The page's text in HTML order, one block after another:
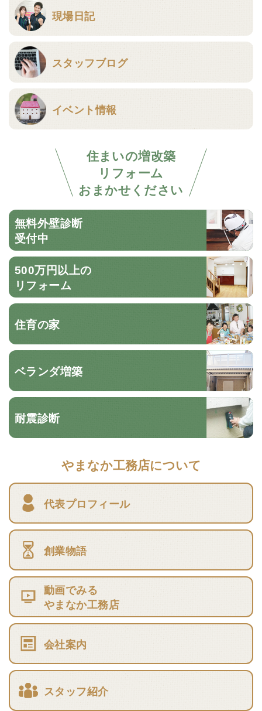
現場日記
スタッフブログ
イベント情報
住まいの増改築
リフォーム
おまかせください
無料外壁診断
受付中
500万円以上の
リフォーム
住育の家
ベランダ増築
耐震診断
やまなか工務店について
代表プロフィール
創業物語
動画でみる
やまなか工務店
会社案内
スタッフ紹介